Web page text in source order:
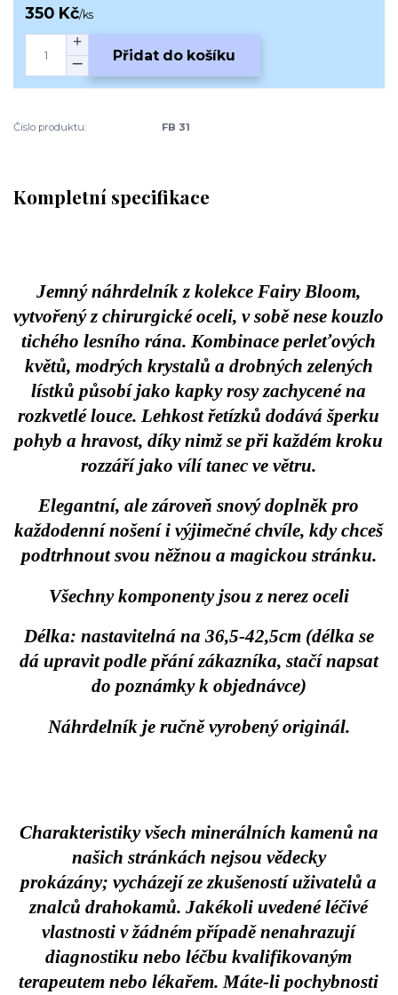
350 Kč/ks
Přidat do košíku
Číslo produktu: FB 31
Kompletní specifikace
Jemný náhrdelník z kolekce Fairy Bloom,
vytvořený z chirurgické oceli, v sobě nese kouzlo
tichého lesního rána. Kombinace perleťových
květů, modrých krystalů a drobných zelených
lístků působí jako kapky rosy zachycené na
rozkvetlé louce. Lehkost řetízků dodává šperku
pohyb a hravost, díky nimž se při každém kroku
rozzáří jako vílí tanec ve větru.
Elegantní, ale zároveň snový doplněk pro
každodenní nošení i výjimečné chvíle, kdy chceš
podtrhnout svou něžnou a magickou stránku.
Všechny komponenty jsou z nerez oceli
Délka: nastavitelná na 36,5-42,5cm (délka se
dá upravit podle přání zákazníka, stačí napsat
do poznámky k objednávce)
Náhrdelník je ručně vyrobený originál.
Charakteristiky všech minerálních kamenů na
našich stránkách nejsou vědecky
prokázány; vycházejí ze zkušeností uživatelů a
znalců drahokamů. Jakékoli uvedené léčivé
vlastnosti v žádném případě nenahrazují
diagnostiku nebo léčbu kvalifikovaným
terapeutem nebo lékařem. Máte-li pochybnosti